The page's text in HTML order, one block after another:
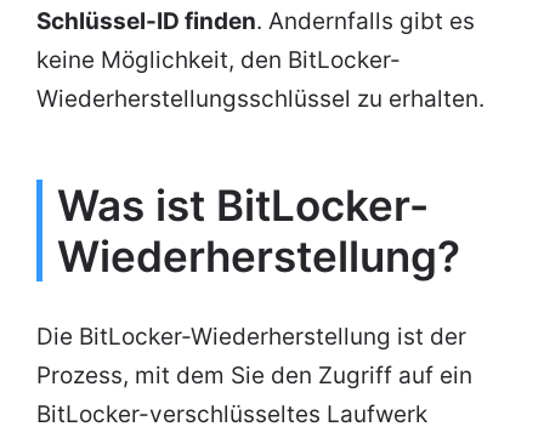
Schlüssel-ID finden. Andernfalls gibt es
keine Möglichkeit, den BitLocker-
Wiederherstellungsschlüssel zu erhalten.
Was ist BitLocker-
Wiederherstellung?
Die BitLocker-Wiederherstellung ist der
Prozess, mit dem Sie den Zugriff auf ein
BitLocker-verschlüsseltes Laufwerk